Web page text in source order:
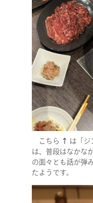
こちら ↑ は「ジ
は、普段はなかな
の面々とも話が弾
たようです。